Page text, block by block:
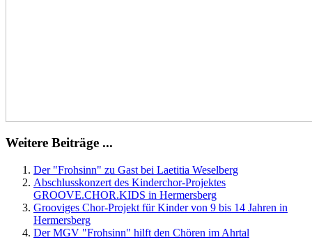
Weitere Beiträge ...
Der "Frohsinn" zu Gast bei Laetitia Weselberg
Abschlusskonzert des Kinderchor-Projektes
GROOVE.CHOR.KIDS in Hermersberg
Grooviges Chor-Projekt für Kinder von 9 bis 14 Jahren in
Hermersberg
Der MGV "Frohsinn" hilft den Chören im Ahrtal